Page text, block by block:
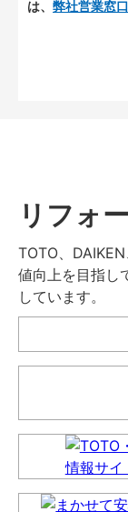
は、 弊社営業窓口
リフォ
TOTO、
値向上を目指し
しています。